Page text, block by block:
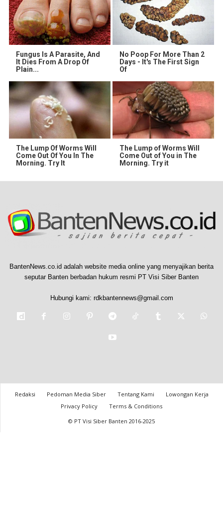
Fungus Is A Parasite, And
It Dies From A Drop Of
Plain...
No Poop For More Than 2
Days - It's The First Sign
Of
The Lump Of Worms Will
Come Out Of You In The
Morning. Try It
The Lump of Worms Will
Come Out of You in The
Morning. Try it
BantenNews.co.id adalah website media online yang menyajikan berita
seputar Banten berbadan hukum resmi PT Visi Siber Banten
Hubungi kami: rdkbantennews@gmail.com
Redaksi Pedoman Media Siber Tentang Kami
Lowongan Kerja
Privacy Policy
Terms & Conditions
© PT Visi Siber Banten 2016-2025